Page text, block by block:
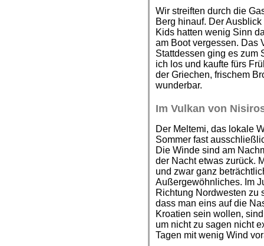
Wir streiften durch die
Berg hinauf. Der
Kids hatten wenig Sinn
am Boot vergessen. Das
Stattdessen ging es zum
ich los und kaufte fürs
der Griechen, frischem
wunderbar.
Im Vulkan von
Der Meltemi, das lokale
Sommer fast
Die Winde sind am
der Nacht etwas zurück.
und zwar ganz
Außergewöhnliches. Im
Richtung Nordwesten zu
dass man eins auf die
Kroatien sein wollen,
um nicht zu sagen nicht
Tagen mit wenig Wind